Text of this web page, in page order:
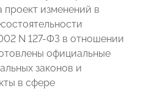
проект изменений в
N 127-ФЗ в отношении
официальные
законов и
в сфере